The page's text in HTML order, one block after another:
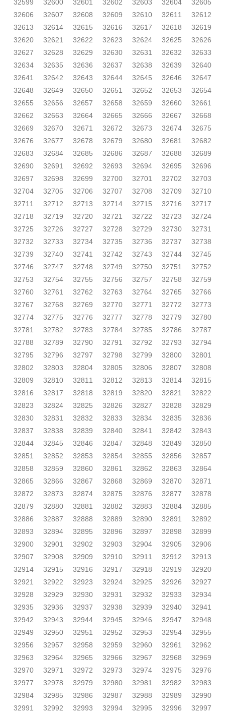
32599 32600 32601 32602 32603 32604
32605
32606
32607 32608 32609 32610 32611
32612
32613
32614 32615 32616 32617 32618
32619
32620
32621 32622 32623 32624 32625
32626
32627
32628 32629 32630 32631 32632
32633
32634
32635 32636 32637 32638 32639
32640
32641
32642 32643 32644 32645 32646
32647
32648
32649 32650 32651 32652 32653
32654
32655
32656 32657 32658 32659 32660
32661
32662
32663 32664 32665 32666 32667
32668
32669
32670 32671 32672 32673 32674
32675
32676
32677 32678 32679 32680 32681
32682
32683
32684 32685 32686 32687 32688
32689
32690
32691 32692 32693 32694 32695
32696
32697
32698 32699 32700 32701 32702
32703
32704
32705 32706 32707 32708 32709
32710
32711
32712 32713 32714 32715 32716
32717
32718
32719 32720 32721 32722 32723
32724
32725
32726 32727 32728 32729 32730
32731
32732
32733 32734 32735 32736 32737
32738
32739
32740 32741 32742 32743 32744
32745
32746
32747 32748 32749 32750 32751
32752
32753
32754 32755 32756 32757 32758
32759
32760
32761 32762 32763 32764 32765
32766
32767
32768 32769 32770 32771 32772
32773
32774
32775 32776 32777 32778 32779
32780
32781
32782 32783 32784 32785 32786
32787
32788
32789 32790 32791 32792 32793
32794
32795
32796 32797 32798 32799 32800
32801
32802
32803 32804 32805 32806 32807
32808
32809
32810 32811 32812 32813 32814
32815
32816
32817 32818 32819 32820 32821
32822
32823
32824 32825 32826 32827 32828
32829
32830
32831 32832 32833 32834 32835
32836
32837
32838 32839 32840 32841 32842
32843
32844
32845 32846 32847 32848 32849
32850
32851
32852 32853 32854 32855 32856
32857
32858
32859 32860 32861 32862 32863
32864
32865
32866 32867 32868 32869 32870
32871
32872
32873 32874 32875 32876 32877
32878
32879
32880 32881 32882 32883 32884
32885
32886
32887 32888 32889 32890 32891
32892
32893
32894 32895 32896 32897 32898
32899
32900
32901 32902 32903 32904 32905
32906
32907
32908 32909 32910 32911 32912
32913
32914
32915 32916 32917 32918 32919
32920
32921
32922 32923 32924 32925 32926
32927
32928
32929 32930 32931 32932 32933
32934
32935
32936 32937 32938 32939 32940
32941
32942
32943 32944 32945 32946 32947
32948
32949
32950 32951 32952 32953 32954
32955
32956
32957 32958 32959 32960 32961
32962
32963
32964 32965 32966 32967 32968
32969
32970
32971 32972 32973 32974 32975
32976
32977
32978 32979 32980 32981 32982
32983
32984
32985 32986 32987 32988 32989
32990
32991
32992 32993 32994 32995 32996
32997